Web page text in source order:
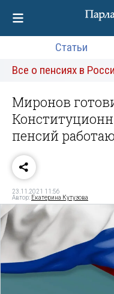
Статьи
Все о пенсиях в
Миронов
пенсий
23.11.2021 11:56
Автор: Екатерина Кутузова